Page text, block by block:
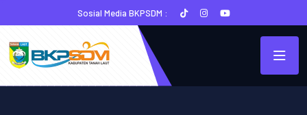
Sosial Media BKPSDM :